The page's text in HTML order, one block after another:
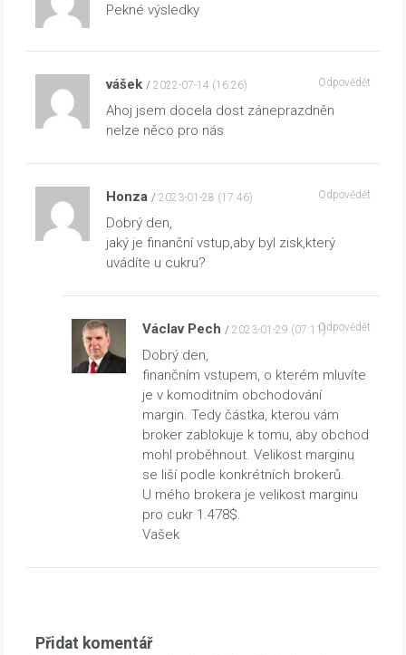
Pekné výsledky
vášek 2022-07-14 (16:26)
Ahoj jsem docela dost záneprazdněn
nelze něco pro nás
Odpovědět
Honza 2023-01-28 (17:46)
Dobrý den,
jaký je finanční vstup,aby byl zisk,který
uvádíte u cukru?
Odpovědět
Václav Pech 2023-01-29 (07:11)
Dobrý den,
finančním vstupem, o kterém mluvíte
je v komoditním obchodování
margin. Tedy částka, kterou vám
broker zablokuje k tomu, aby obchod
mohl proběhnout. Velikost marginu
se liší podle konkrétních brokerů.
U mého brokera je velikost marginu
pro cukr 1.478$.
Vašek
Odpovědět
Přidat komentář